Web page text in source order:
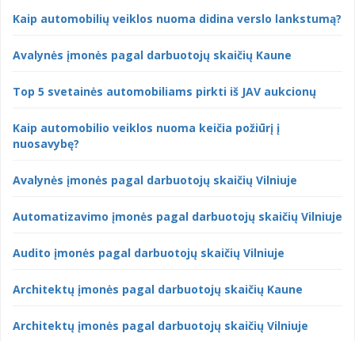
Kaip automobilių veiklos nuoma didina verslo lankstumą?
Avalynės įmonės pagal darbuotojų skaičių Kaune
Top 5 svetainės automobiliams pirkti iš JAV aukcionų
Kaip automobilio veiklos nuoma keičia požiūrį į
nuosavybę?
Avalynės įmonės pagal darbuotojų skaičių Vilniuje
Automatizavimo įmonės pagal darbuotojų skaičių Vilniuje
Audito įmonės pagal darbuotojų skaičių Vilniuje
Architektų įmonės pagal darbuotojų skaičių Kaune
Architektų įmonės pagal darbuotojų skaičių Vilniuje